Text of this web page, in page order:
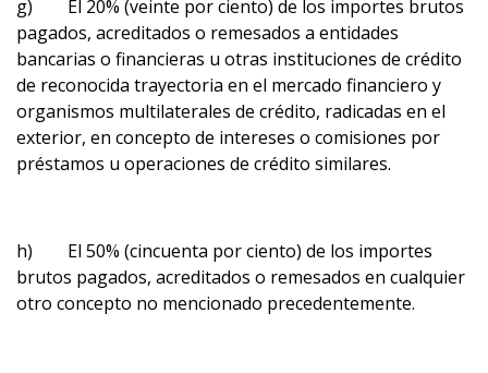
g) El 20% (veinte por ciento) de los importes brutos
pagados, acreditados o remesados a entidades
bancarias o financieras u otras instituciones de crédito
de reconocida trayectoria en el mercado financiero y
organismos multilaterales de crédito, radicadas en el
exterior, en concepto de intereses o comisiones por
préstamos u operaciones de crédito similares.
h) El 50% (cincuenta por ciento) de los importes
brutos pagados, acreditados o remesados en cualquier
otro concepto no mencionado precedentemente.